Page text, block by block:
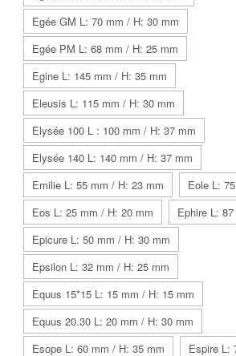
Egée GM L: 70 mm / H: 30 mm
Egée PM L: 68 mm / H: 25 mm
Egine L: 145 mm / H: 35 mm
Eleusis L: 115 mm / H: 30 mm
Elysée 100 L : 100 mm / H: 37 mm
Elysée 140 L: 140 mm / H: 37 mm
Emilie L: 55 mm / H: 23 mm
Eole L:
Eos L: 25 mm / H: 20 mm
Ephire L:
Epicure L: 50 mm / H: 30 mm
Epsilon L: 32 mm / H: 25 mm
Equus 15*15 L: 15 mm / H: 15 mm
Equus 20.30 L: 20 mm / H: 30 mm
Esope L: 60 mm / H: 35 mm
Espire L: